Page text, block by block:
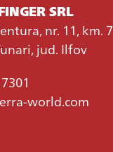
SRL
nr. 11, km. 7
jud. Ilfov
world.com